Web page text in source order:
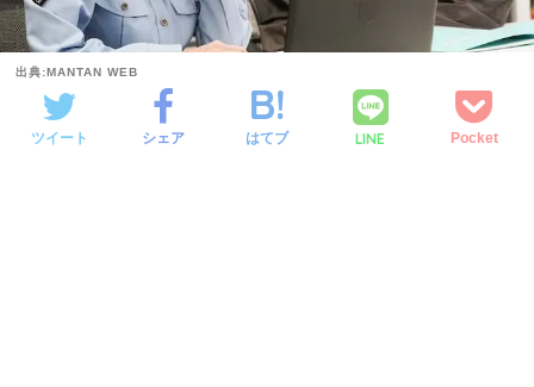
出典:MANTAN WEB
ツイート シェア はてブ LINE Pocket